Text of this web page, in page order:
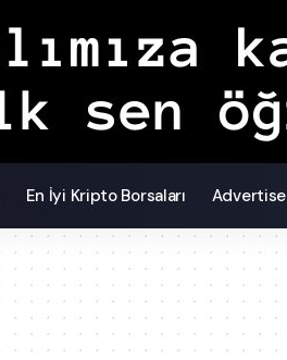
En İyi Kripto Borsaları Advertise